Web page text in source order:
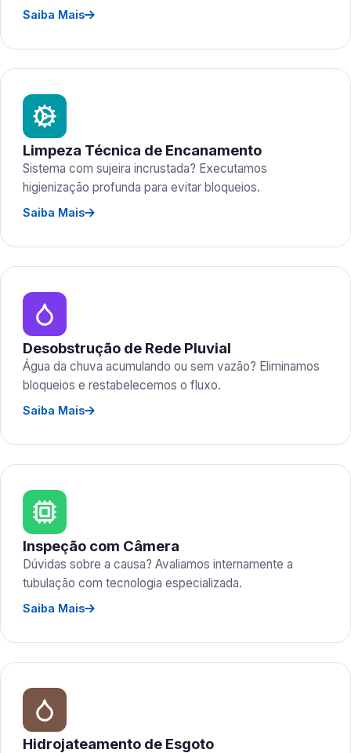
Saiba Mais
Limpeza Técnica de Encanamento
Sistema com sujeira incrustada? Executamos
higienização profunda para evitar bloqueios.
Saiba Mais
Desobstrução de Rede Pluvial
Água da chuva acumulando ou sem vazão? Eliminamos
bloqueios e restabelecemos o fluxo.
Saiba Mais
Inspeção com Câmera
Dúvidas sobre a causa? Avaliamos internamente a
tubulação com tecnologia especializada.
Saiba Mais
Hidrojateamento de Esgoto